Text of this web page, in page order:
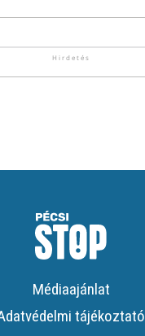
Médiaajánlat
tájékoztató